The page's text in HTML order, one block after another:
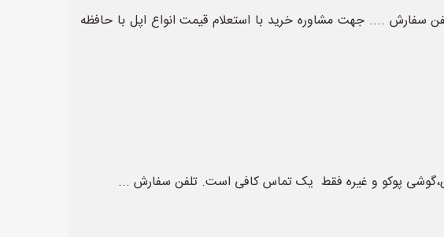
باشید. تلفن سفارش .... جهت مشاوره خرید با استعلام قیمت انواع اپل با حافظه